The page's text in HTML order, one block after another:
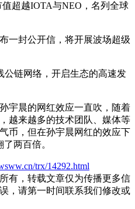
值超越IOTA与NEO，名列全球
一封公开信，将开展波场超级
公链网络，开启生态的高速发
宇晨的网红效应一直吹，随着
越来越多的技术团队、媒体等
币，但在孙宇晨网红的效应下
两百倍。
trx/14292.html
有，转载文章仅为传播更多信
，请第一时间联系我们修改或